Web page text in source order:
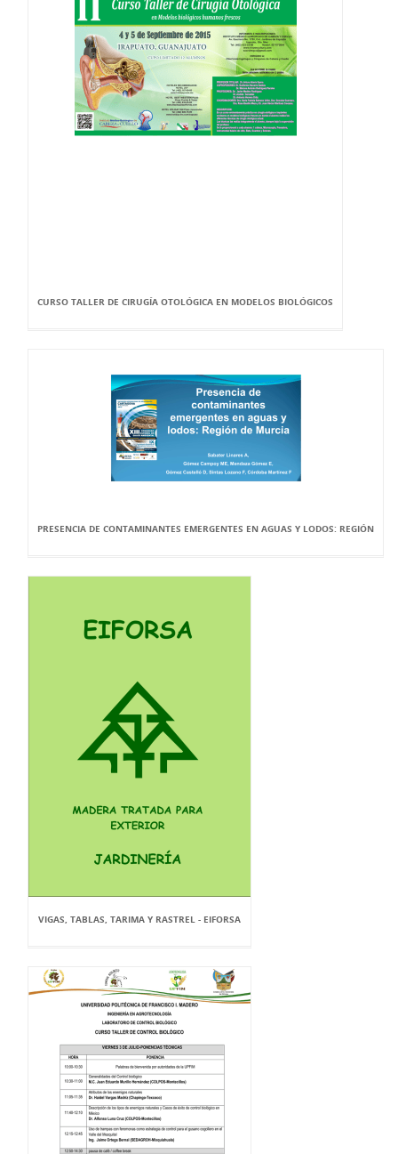
CURSO TALLER DE CIRUGÍA OTOLÓGICA EN MODELOS BIOLÓGICOS
PRESENCIA DE CONTAMINANTES EMERGENTES EN AGUAS Y LODOS: REGIÓN
VIGAS, TABLAS, TARIMA Y RASTREL - EIFORSA